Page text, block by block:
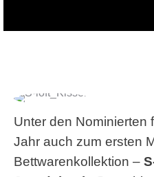
Unter den Nominierten
Jahr auch zum ersten
Bettwarenkollektion –